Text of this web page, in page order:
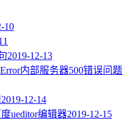
10
2019-12-13
Error内部服务器500错误问题
2019-12-14
ueditor编辑器2019-12-15